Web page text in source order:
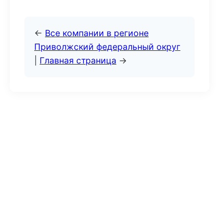
← Все компании в регионе
Приволжский федеральный округ
Главная страница →